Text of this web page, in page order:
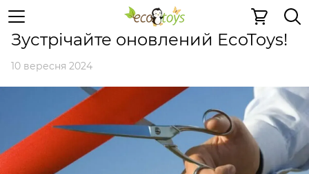
Зустрічайте оновлений EcoToys!
Зустрічайте оновлений EcoToys!
10 вересня 2024